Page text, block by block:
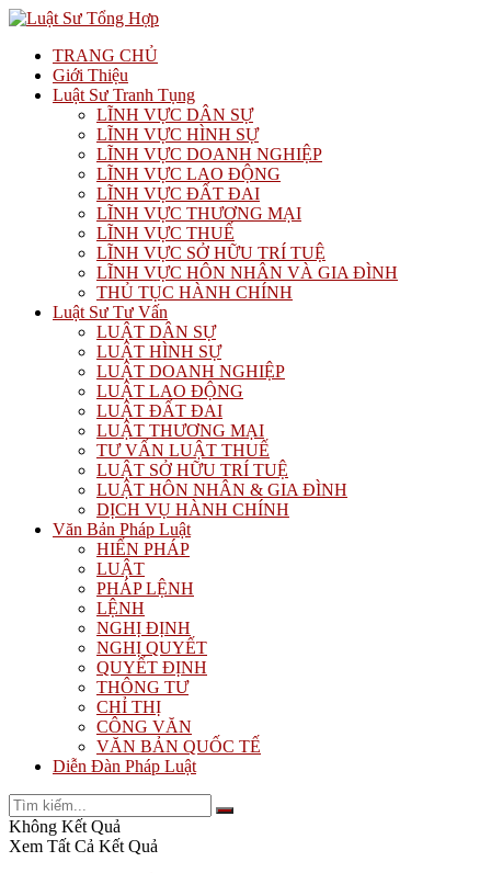
TRANG CHỦ
Giới Thiệu
Luật Sư Tranh Tụng
LĨNH VỰC DÂN SỰ
LĨNH VỰC HÌNH SỰ
LĨNH VỰC DOANH NGHIỆP
LĨNH VỰC LAO ĐỘNG
LĨNH VỰC ĐẤT ĐAI
LĨNH VỰC THƯƠNG MẠI
LĨNH VỰC THUẾ
LĨNH VỰC SỞ HỮU TRÍ TUỆ
LĨNH VỰC HÔN NHÂN VÀ GIA ĐÌNH
THỦ TỤC HÀNH CHÍNH
Luật Sư Tư Vấn
LUẬT DÂN SỰ
LUẬT HÌNH SỰ
LUẬT DOANH NGHIỆP
LUẬT LAO ĐỘNG
LUẬT ĐẤT ĐAI
LUẬT THƯƠNG MẠI
TƯ VẤN LUẬT THUẾ
LUẬT SỞ HỮU TRÍ TUỆ
LUẬT HÔN NHÂN & GIA ĐÌNH
DỊCH VỤ HÀNH CHÍNH
Văn Bản Pháp Luật
HIẾN PHÁP
LUẬT
PHÁP LỆNH
LỆNH
NGHỊ ĐỊNH
NGHỊ QUYẾT
QUYẾT ĐỊNH
THÔNG TƯ
CHỈ THỊ
CÔNG VĂN
VĂN BẢN QUỐC TẾ
Diễn Đàn Pháp Luật
Không Kết Quả
Xem Tất Cả Kết Quả